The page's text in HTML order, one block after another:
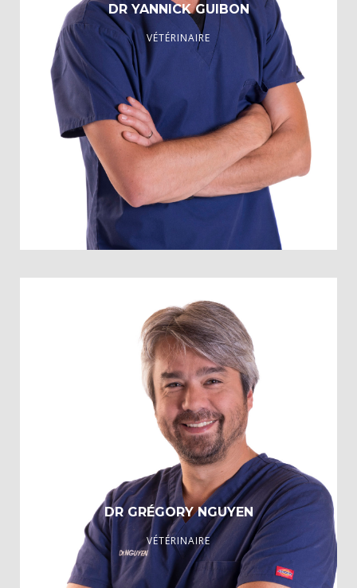
DR YANNICK GUIBON
VÉTÉRINAIRE
DR GRÉGORY NGUYEN
VÉTÉRINAIRE